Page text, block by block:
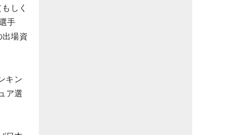
しく
手
場資
キン
ア選